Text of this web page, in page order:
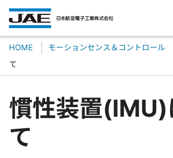
HOME モーションセンス＆コントロール
て
慣性装置(IMU)
て